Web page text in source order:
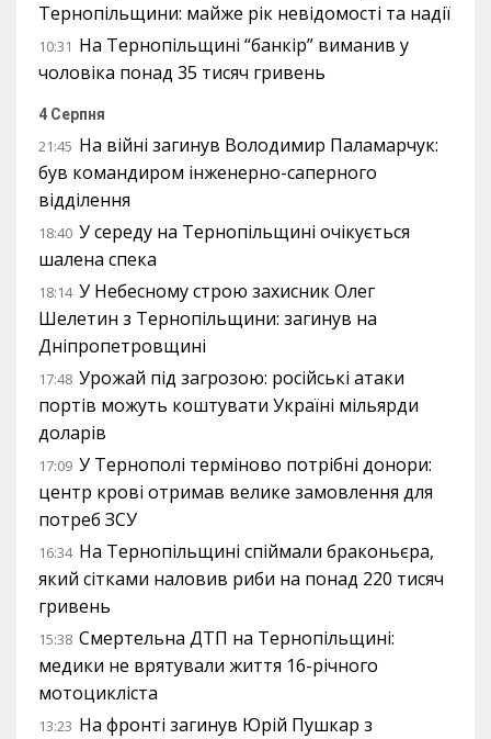
Тернопільщини: майже рік невідомості та надії
10:31 На Тернопільщині “банкір” виманив у
чоловіка понад 35 тисяч гривень
4 Серпня
21:45 На війні загинув Володимир Паламарчук:
був командиром інженерно-саперного
відділення
18:40 У середу на Тернопільщині очікується
шалена спека
18:14 У Небесному строю захисник Олег
Шелетин з Тернопільщини: загинув на
Дніпропетровщині
17:48 Урожай під загрозою: російські атаки
портів можуть коштувати Україні мільярди
доларів
17:09 У Тернополі терміново потрібні донори:
центр крові отримав велике замовлення для
потреб ЗСУ
16:34 На Тернопільщині спіймали браконьєра,
який сітками наловив риби на понад 220 тисяч
гривень
15:38 Смертельна ДТП на Тернопільщині:
медики не врятували життя 16-річного
мотоцикліста
13:23 На фронті загинув Юрій Пушкар з